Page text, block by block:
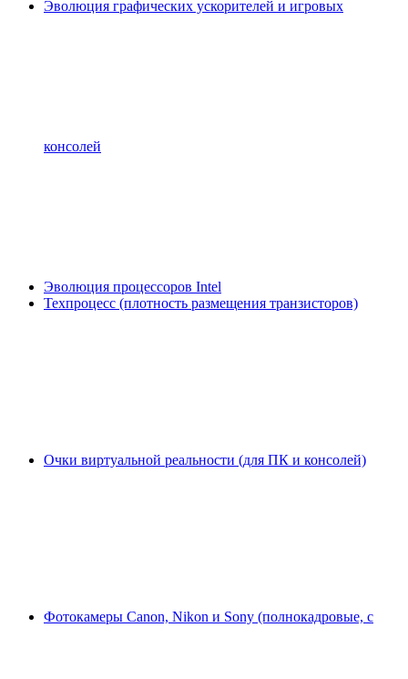
Эволюция графических ускорителей и игровых
консолей
Эволюция процессоров Intel
Техпроцесс (плотность размещения транзисторов)
Очки виртуальной реальности (для ПК и консолей)
Фотокамеры Canon, Nikon и Sony (полнокадровые, с